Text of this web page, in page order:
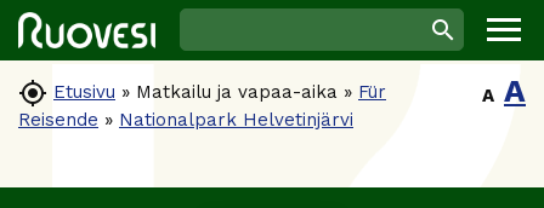
 Etusivu » Matkailu ja vapaa-aika » Für
Reisende » Nationalpark Helvetinjärvi
A A